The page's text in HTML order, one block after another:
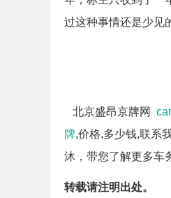
过这种事情还是少见
北京盛昂京牌网
牌,价格,多少钱,联系
沐，带您了解更多车
转载请注明出处。